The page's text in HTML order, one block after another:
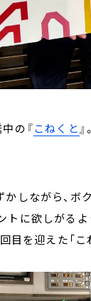
の『こねくと
しながら、
に欲しがるよ
目を迎えた「